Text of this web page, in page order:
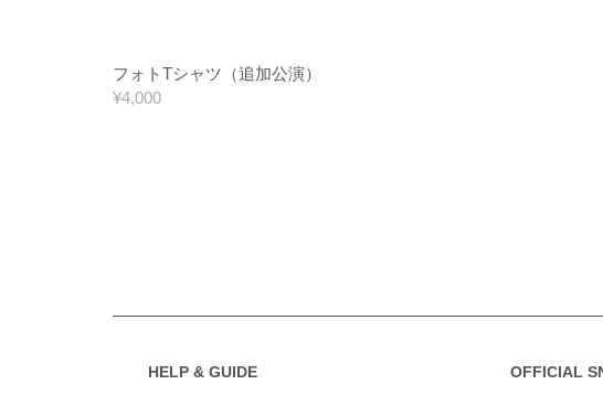
フォトTシャツ（追加公演）
¥4,000
HELP & GUIDE OFFICIAL